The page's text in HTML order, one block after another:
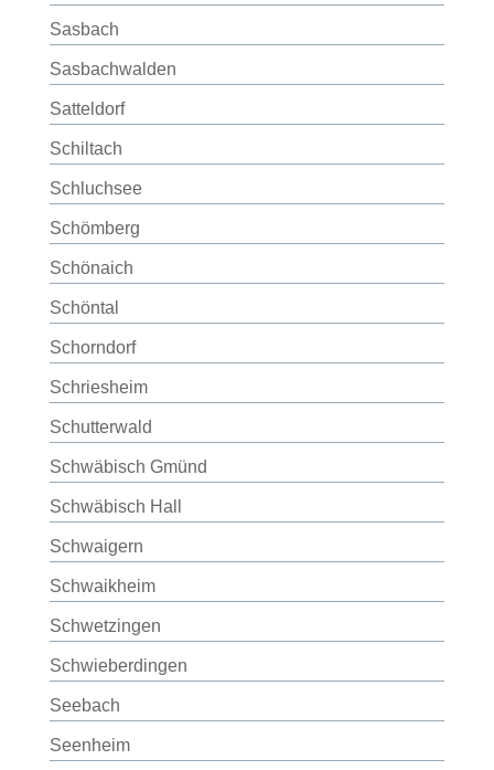
Sasbach
Sasbachwalden
Satteldorf
Schiltach
Schluchsee
Schömberg
Schönaich
Schöntal
Schorndorf
Schriesheim
Schutterwald
Schwäbisch Gmünd
Schwäbisch Hall
Schwaigern
Schwaikheim
Schwetzingen
Schwieberdingen
Seebach
Seenheim